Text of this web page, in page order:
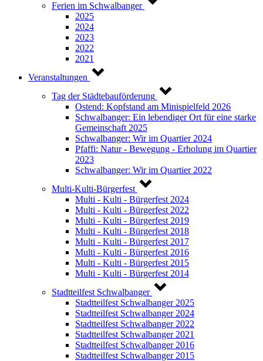
Ferien im Schwalbanger
2025
2024
2023
2022
2021
Veranstaltungen
Tag der Städtebauförderung
Ostend: Kopfstand am Minispielfeld 2026
Schwalbanger: Ein lebendiger Ort für eine starke
Gemeinschaft 2025
Schwalbanger: Wir im Quartier 2024
Pfaffi: Natur - Bewegung - Erholung im Quartier
2023
Schwalbanger: Wir im Quartier 2022
Multi-Kulti-Bürgerfest
Multi - Kulti - Bürgerfest 2024
Multi - Kulti - Bürgerfest 2022
Multi - Kulti - Bürgerfest 2019
Multi - Kulti - Bürgerfest 2018
Multi - Kulti - Bürgerfest 2017
Multi - Kulti - Bürgerfest 2016
Multi - Kulti - Bürgerfest 2015
Multi - Kulti - Bürgerfest 2014
Stadtteilfest Schwalbanger
Stadtteilfest Schwalbanger 2025
Stadtteilfest Schwalbanger 2024
Stadtteilfest Schwalbanger 2022
Stadtteilfest Schwalbanger 2021
Stadtteilfest Schwalbanger 2016
Stadtteilfest Schwalbanger 2015